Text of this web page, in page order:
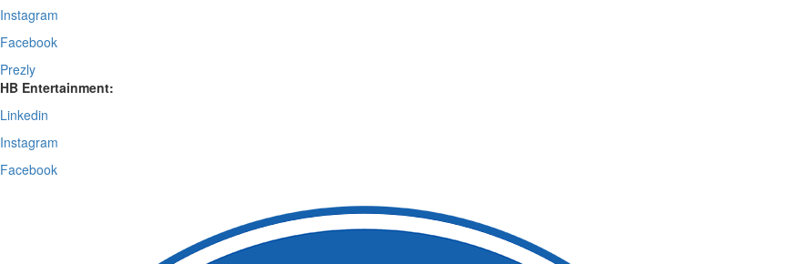
Instagram
Facebook
Prezly
HB Entertainment:
Linkedin
Instagram
Facebook